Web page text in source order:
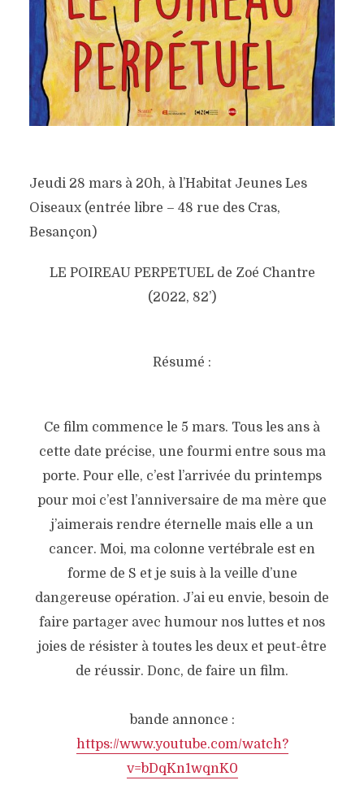
PROJECTION DE SON
FILM : LE POIREAU
PERPETUEL.
14 mars 2024
Jeudi 28 mars à 20h, à l’Habitat Jeunes Les
Oiseaux (entrée libre – 48 rue des Cras,
Besançon)
LE POIREAU PERPETUEL de Zoé Chantre
(2022, 82’)
Résumé :
Ce film commence le 5 mars. Tous les ans à
cette date précise, une fourmi entre sous ma
porte. Pour elle, c’est l’arrivée du printemps
pour moi c’est l’anniversaire de ma mère que
j’aimerais rendre éternelle mais elle a un
cancer. Moi, ma colonne vertébrale est en
forme de S et je suis à la veille d’une
dangereuse opération. J’ai eu envie, besoin de
faire partager avec humour nos luttes et nos
joies de résister à toutes les deux et peut-être
de réussir. Donc, de faire un film.
bande annonce :
https://www.youtube.com/watch?
v=bDqKn1wqnK0